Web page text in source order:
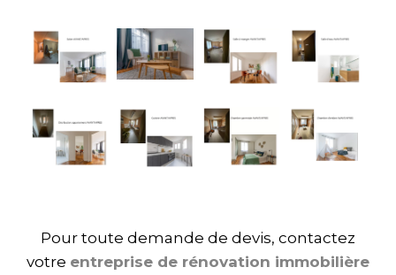
Pour toute demande de devis, contactez
votre entreprise de rénovation immobilière